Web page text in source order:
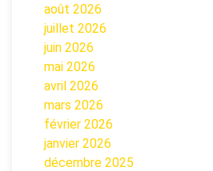
août 2026
juillet 2026
juin 2026
mai 2026
avril 2026
mars 2026
février 2026
janvier 2026
décembre 2025